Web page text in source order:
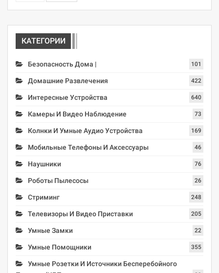
КАТЕГОРИИ
Безопасность Дома | 101
Домашние Развлечения 422
Интересные Устройства 640
Камеры И Видео Наблюдение 73
Колнки И Умные Аудио Устройства 169
Мобильные Телефоны И Аксессуары 46
Наушники 76
Роботы Пылесосы 26
Стриминг 248
Телевизоры И Видео Приставки 205
Умные Замки 22
Умные Помощники 355
Умные Розетки И Источники Бесперебойного